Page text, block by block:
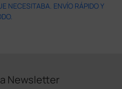
NECESITABA. ENVÍO RÁPIDO Y
Newsletter